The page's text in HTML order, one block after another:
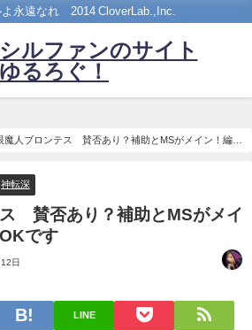
永遠なれ©2014 CloverLab.,Inc.
ルファンのサイト
ゆるろぐ！
魔人ブロンテス 賛否あり？補助とMSがメイン！編成
神転深
賛否あり？補助とMSがメイ
です
日
LINE